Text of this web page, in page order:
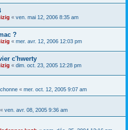
« ven. mai 12, 2006 8:35 am
?
« mer. avr. 12, 2006 12:03 pm
c'hwerty
« dim. oct. 23, 2005 12:28 pm
« mer. oct. 12, 2005 9:07 am
« ven. avr. 08, 2005 9:36 am